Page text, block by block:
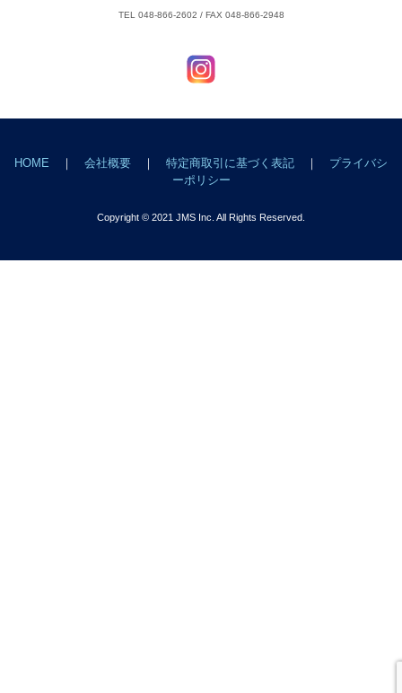
TEL 048-866-2602 / FAX 048-866-2948
HOME ｜ 会社概要 ｜ 特定商取引に基づく表記 ｜ プライバシ
ーポリシー
Copyright © 2021 JMS Inc. All Rights Reserved.